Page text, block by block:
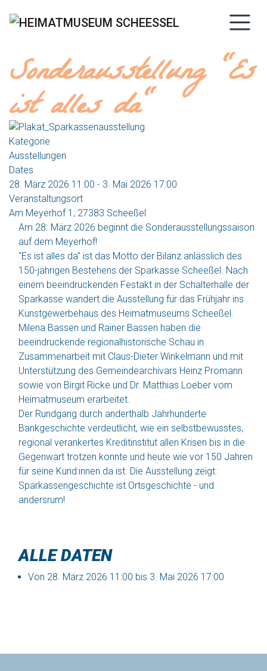
Sonderausstellung "Es
ist alles da"
Kategorie
Ausstellungen
Dates
28. März 2026 11:00 - 3. Mai 2026 17:00
Veranstaltungsort
Am Meyerhof 1, 27383 Scheeßel
Am 28. März 2026 beginnt die Sonderausstellungssaison
auf dem Meyerhof!
"Es ist alles da" ist das Motto der Bilanz anlässlich des
150-jährigen Bestehens der Sparkasse Scheeßel. Nach
einem beeindruckenden Festakt in der Schalterhalle der
Sparkasse wandert die Ausstellung für das Frühjahr ins
Kunstgewerbehaus des Heimatmuseums Scheeßel.
Milena Bassen und Rainer Bassen haben die
beeindruckende regionalhistorische Schau in
Zusammenarbeit mit Claus-Dieter Winkelmann und mit
Unterstützung des Gemeindearchivars Heinz Promann
sowie von Birgit Ricke und Dr. Matthias Loeber vom
Heimatmuseum erarbeitet.
Der Rundgang durch anderthalb Jahrhunderte
Bankgeschichte verdeutlicht, wie ein selbstbewusstes,
regional verankertes Kreditinstitut allen Krisen bis in die
Gegenwart trotzen konnte und heute wie vor 150 Jahren
für seine Kund:innen da ist. Die Ausstellung zeigt:
Sparkassengeschichte ist Ortsgeschichte - und
andersrum!
ALLE DATEN
Von 28. März 2026 11:00 bis 3. Mai 2026 17:00